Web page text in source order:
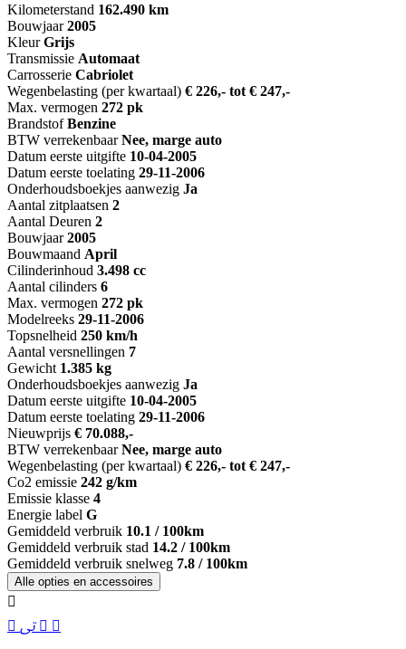
Kilometerstand 162.490 km
Bouwjaar 2005
Kleur Grijs
Transmissie Automaat
Carrosserie Cabriolet
Wegenbelasting (per kwartaal) € 226,- tot € 247,-
Max. vermogen 272 pk
Brandstof Benzine
BTW verrekenbaar Nee, marge auto
Datum eerste uitgifte 10-04-2005
Datum eerste toelating 29-11-2006
Onderhoudsboekjes aanwezig Ja
Aantal zitplaatsen 2
Aantal Deuren 2
Bouwjaar 2005
Bouwmaand April
Cilinderinhoud 3.498 cc
Aantal cilinders 6
Max. vermogen 272 pk
Modelreeks 29-11-2006
Topsnelheid 250 km/h
Aantal versnellingen 7
Gewicht 1.385 kg
Onderhoudsboekjes aanwezig Ja
Datum eerste uitgifte 10-04-2005
Datum eerste toelating 29-11-2006
Nieuwprijs € 70.088,-
BTW verrekenbaar Nee, marge auto
Wegenbelasting (per kwartaal) € 226,- tot € 247,-
Co2 emissie 242 g/km
Emissie klasse 4
Energie label G
Gemiddeld verbruik 10.1 / 100km
Gemiddeld verbruik stad 14.2 / 100km
Gemiddeld verbruik snelweg 7.8 / 100km
Alle opties en accessoires